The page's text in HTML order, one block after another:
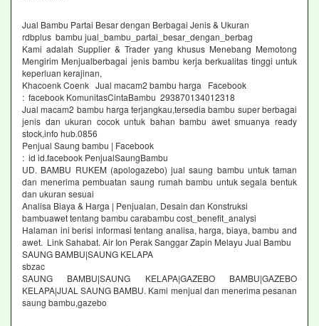
Jual Bambu Partai Besar dengan Berbagai Jenis & Ukuran
rdbplus bambu jual_bambu_partai_besar_dengan_berbag
Kami adalah Supplier & Trader yang khusus Menebang Memotong
Mengirim Menjualberbagai jenis bambu kerja berkualitas tinggi untuk
keperluan kerajinan,
Khacoenk Coenk Jual macam2 bambu harga Facebook
: facebook KomunitasCintaBambu 293870134012318
Jual macam2 bambu harga terjangkau,tersedia bambu super berbagai
jenis dan ukuran cocok untuk bahan bambu awet smuanya ready
stock,info hub.0856
Penjual Saung bambu | Facebook
: id id.facebook PenjualSaungBambu
UD. BAMBU RUKEM (apologazebo) jual saung bambu untuk taman
dan menerima pembuatan saung rumah bambu untuk segala bentuk
dan ukuran sesuai
Analisa Biaya & Harga | Penjualan, Desain dan Konstruksi
bambuawet tentang bambu carabambu cost_benefit_analysi
Halaman ini berisi informasi tentang analisa, harga, biaya, bambu and
awet. Link Sahabat. Air Ion Perak Sanggar Zapin Melayu Jual Bambu
SAUNG BAMBU|SAUNG KELAPA
sbzac
SAUNG BAMBU|SAUNG KELAPA|GAZEBO BAMBU|GAZEBO
KELAPA|JUAL SAUNG BAMBU. Kami menjual dan menerima pesanan
saung bambu,gazebo